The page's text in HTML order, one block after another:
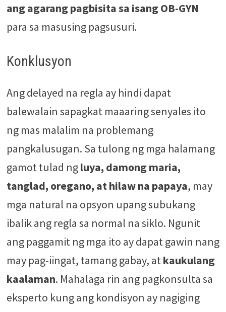
ang agarang pagbisita sa isang OB-GYN
para sa masusing pagsusuri.
Konklusyon
Ang delayed na regla ay hindi dapat
balewalain sapagkat maaaring senyales ito
ng mas malalim na problemang
pangkalusugan. Sa tulong ng mga halamang
gamot tulad ngluya, damong maria,
tanglad, oregano, at hilaw na papaya, may
mga natural na opsyon upang subukang
ibalik ang regla sa normal na siklo. Ngunit
ang paggamit ng mga ito ay dapat gawin nang
may pag-iingat, tamang gabay, atkaukulang
kaalaman. Mahalaga rin ang pagkonsulta sa
eksperto kung ang kondisyon ay nagiging